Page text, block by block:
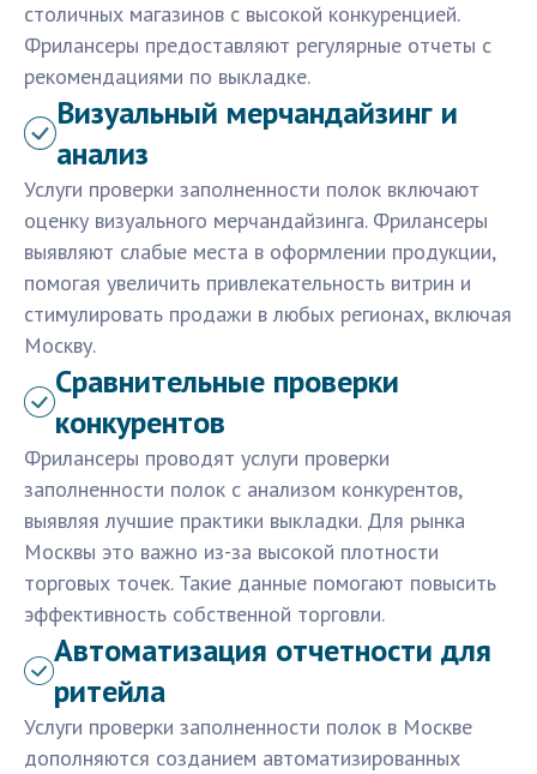
столичных магазинов с высокой конкуренцией.
Фрилансеры предоставляют регулярные отчеты с
рекомендациями по выкладке.
Визуальный мерчандайзинг и
анализ
Услуги проверки заполненности полок включают
оценку визуального мерчандайзинга. Фрилансеры
выявляют слабые места в оформлении продукции,
помогая увеличить привлекательность витрин и
стимулировать продажи в любых регионах, включая
Москву.
Сравнительные проверки
конкурентов
Фрилансеры проводят услуги проверки
заполненности полок с анализом конкурентов,
выявляя лучшие практики выкладки. Для рынка
Москвы это важно из-за высокой плотности
торговых точек. Такие данные помогают повысить
эффективность собственной торговли.
Автоматизация отчетности для
ритейла
Услуги проверки заполненности полок в Москве
дополняются созданием автоматизированных